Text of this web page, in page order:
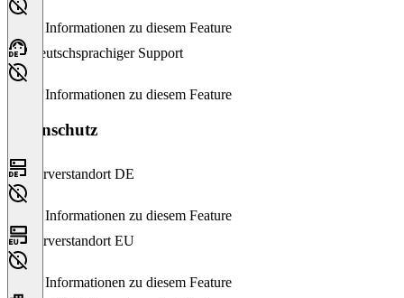
Keine Informationen zu diesem Feature
Deutschsprachiger Support
Keine Informationen zu diesem Feature
Datenschutz
Serverstandort DE
Keine Informationen zu diesem Feature
Serverstandort EU
Keine Informationen zu diesem Feature